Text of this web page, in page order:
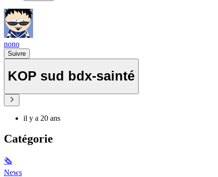
nono
Suivre
KOP sud bdx-sainté
il y a 20 ans
Catégorie
🗞
News